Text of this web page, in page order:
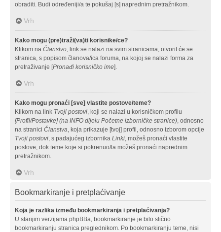
obraditi. Budi određeniji/a te pokušaj [s] naprednim pretražnikom.
Vrh
Kako mogu (pre)traži(va)ti korisnike/ce?
Klikom na Članstvo, link se nalazi na svim stranicama, otvorit će se
stranica, s popisom članova/ica foruma, na kojoj se nalazi forma za
pretraživanje [Pronađi korisničko ime].
Vrh
Kako mogu pronaći [sve] vlastite postove/teme?
Klikom na link Tvoji postovi, koji se nalazi u korisničkom profilu
[Profil/Postavke] (na INFO dijelu Početne izborničke stranice), odnosno
na stranici Članstva, koja prikazuje [tvoj] profil, odnosno izborom opcije
Tvoji postovi, s padajućeg izbornika Linki, možeš pronaći vlastite
postove, dok teme koje si pokrenuo/la možeš pronaći naprednim
pretražnikom.
Vrh
Bookmarkiranje i pretplaćivanje
Koja je razlika između bookmarkiranja i pretplaćivanja?
U starijim verzijama phpBBa, bookmarkiranje je bilo slično
bookmarkiranju stranica preglednikom. Po bookmarkiranju teme, nisi